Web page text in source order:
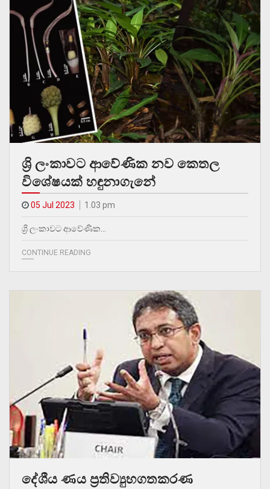
ශ්‍රි ලංකාවට ආවේණික නව කෙතල
විශේෂයක් හඳුනාගැනේ
05 Jul 2023 1.03 pm
ශ්‍රි ලංකාවට ආවේණික…
CONTINUE READING
දේශීය ණය ප්‍රතිව්‍යුහගතකරණ